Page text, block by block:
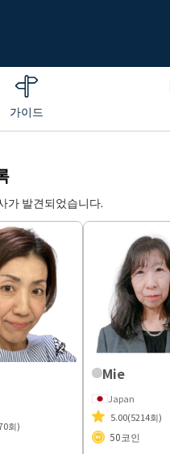
가이드
가 발견되었습니다.
회)
Mie
Japan
5.00(5214회)
50코인